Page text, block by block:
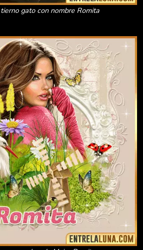
gato con nombre Romita